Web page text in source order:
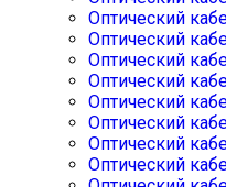
Оптический
Оптический
Оптический
Оптический
Оптический
Оптический
Оптический
Оптический